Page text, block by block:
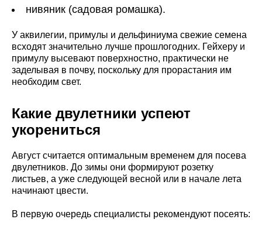
нивяник (садовая ромашка).
У аквилегии, примулы и дельфиниума свежие семена
всходят значительно лучше прошлогодних. Гейхеру и
примулу высевают поверхностно, практически не
заделывая в почву, поскольку для прорастания им
необходим свет.
Какие двулетники успеют
укорениться
Август считается оптимальным временем для посева
двулетников. До зимы они формируют розетку
листьев, а уже следующей весной или в начале лета
начинают цвести.
В первую очередь специалисты рекомендуют посеять: